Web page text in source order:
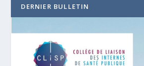
DERNIER BULLETIN